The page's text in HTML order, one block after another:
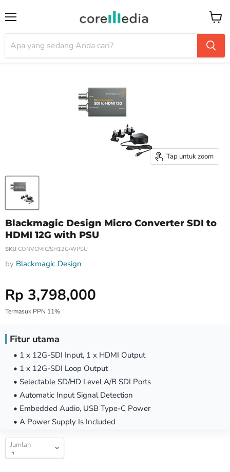
Tap untuk zoom
Blackmagic Design Micro Converter SDI to
HDMI 12G with PSU
SKU CONVCMIC/SH12G/WPSU
by Blackmagic Design
Harga Special
Rp 3,798,000
Termasuk PPN 11%
Fitur utama
• 1 x 12G-SDI Input, 1 x HDMI Output
• 1 x 12G-SDI Loop Output
• Selectable SD/HD Level A/B SDI Ports
• Automatic Input Signal Detection
• Embedded Audio, USB Type-C Power
• A Power Supply Is Included
Jumlah